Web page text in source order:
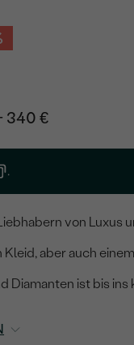
340 €
.
von Luxus
aber auch
Diamanten ist bis